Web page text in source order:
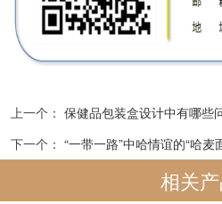
上一个： 保健品包装盒设计中有哪
下一个： “一带一路”中哈情谊的“哈
相关